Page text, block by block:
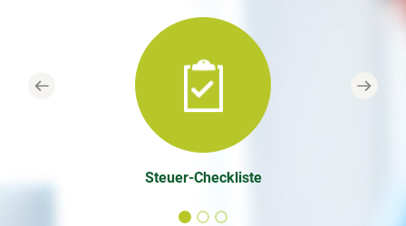
Steuer-Checkliste
Previous Next